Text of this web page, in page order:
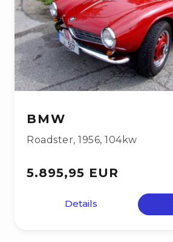
BMW
Roadster, 1956, 104kw
5.895,95 EUR
Details